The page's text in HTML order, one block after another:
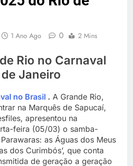
1 Ano Ago 0 2 Mins
Rio no Carnaval
Janeiro
no Brasil . A Grande Rio,
na Marquês de Sapucaí,
apresentou na
feira (05/03) o samba-
as Águas dos Meus
dos Curimbós’, que conta
de geração a geração